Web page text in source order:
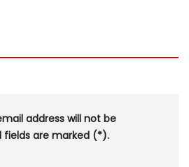
address will not be
fields are marked (*).